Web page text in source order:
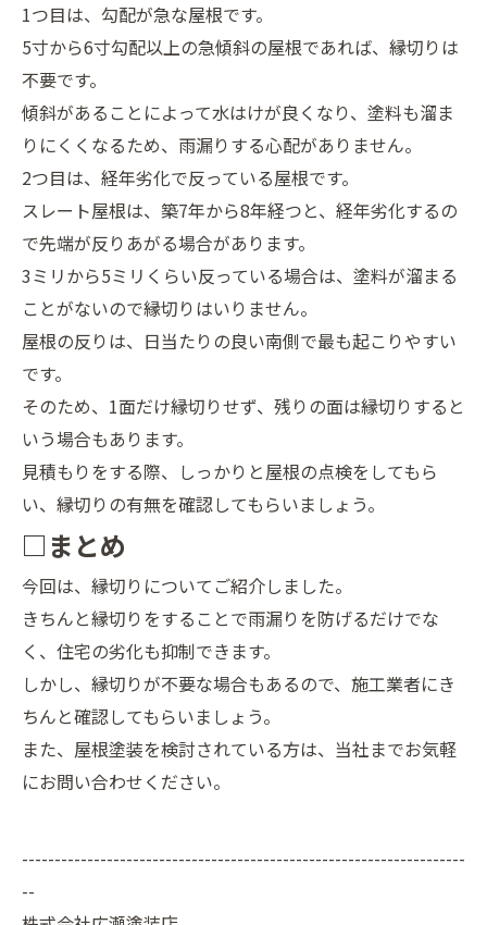
1つ目は、勾配が急な屋根です。
5寸から6寸勾配以上の急傾斜の屋根であれば、縁切りは
不要です。
傾斜があることによって水はけが良くなり、塗料も溜ま
りにくくなるため、雨漏りする心配がありません。
2つ目は、経年劣化で反っている屋根です。
スレート屋根は、築7年から8年経つと、経年劣化するの
で先端が反りあがる場合があります。
3ミリから5ミリくらい反っている場合は、塗料が溜まる
ことがないので縁切りはいりません。
屋根の反りは、日当たりの良い南側で最も起こりやすい
です。
そのため、1面だけ縁切りせず、残りの面は縁切りすると
いう場合もあります。
見積もりをする際、しっかりと屋根の点検をしてもら
い、縁切りの有無を確認してもらいましょう。
□まとめ
今回は、縁切りについてご紹介しました。
きちんと縁切りをすることで雨漏りを防げるだけでな
く、住宅の劣化も抑制できます。
しかし、縁切りが不要な場合もあるので、施工業者にき
ちんと確認してもらいましょう。
また、屋根塗装を検討されている方は、当社までお気軽
にお問い合わせください。
--------------------------------------------------------------------
--